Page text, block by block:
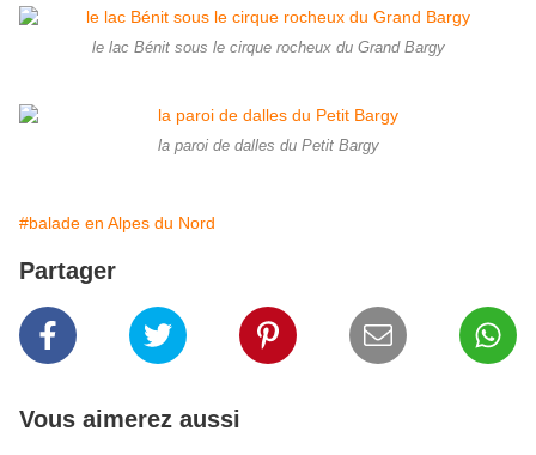
le lac Bénit sous le cirque rocheux du Grand Bargy
la paroi de dalles du Petit Bargy
#balade en Alpes du Nord
Partager
Vous aimerez aussi